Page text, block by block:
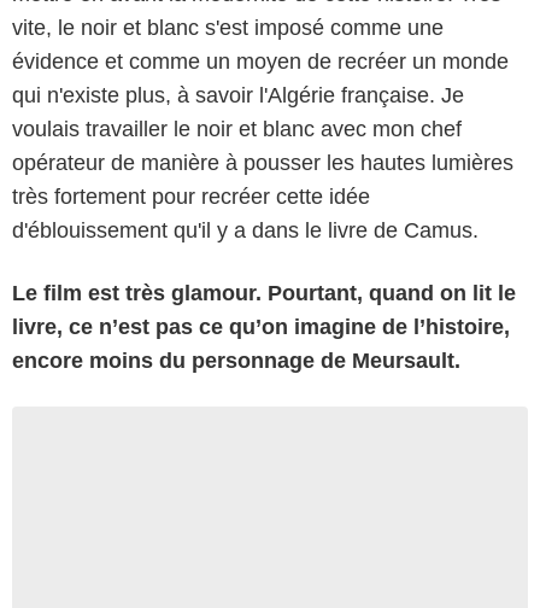
vite, le noir et blanc s'est imposé comme une
évidence et comme un moyen de recréer un monde
qui n'existe plus, à savoir l'Algérie française. Je
voulais travailler le noir et blanc avec mon chef
opérateur de manière à pousser les hautes lumières
très fortement pour recréer cette idée
d'éblouissement qu'il y a dans le livre de Camus.
Le film est très glamour. Pourtant, quand on lit le
livre, ce n’est pas ce qu’on imagine de l’histoire,
encore moins du personnage de Meursault.